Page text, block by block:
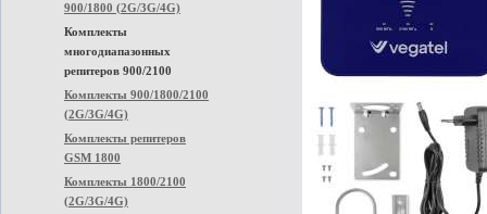
900/1800 (2G/3G/4G)
Комплекты
многодиапазонных
репитеров 900/2100
Комплекты 900/1800/2100
(2G/3G/4G)
Комплекты репитеров
GSM 1800
Комплекты 1800/2100
(2G/3G/4G)